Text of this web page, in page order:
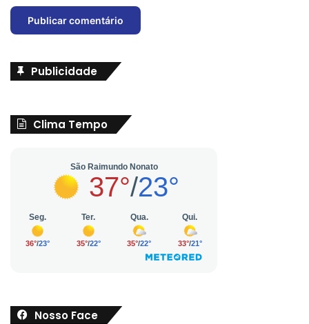
Publicidade
Clima Tempo
Nosso Face